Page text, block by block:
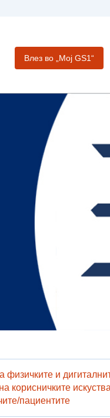
Влез во „Moj GS1“
физичките и
корисничките
пациентите